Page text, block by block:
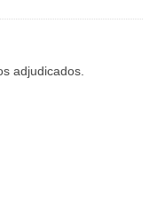
adjudicados.